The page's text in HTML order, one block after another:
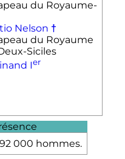
Nelson †
Ier
000 hommes.